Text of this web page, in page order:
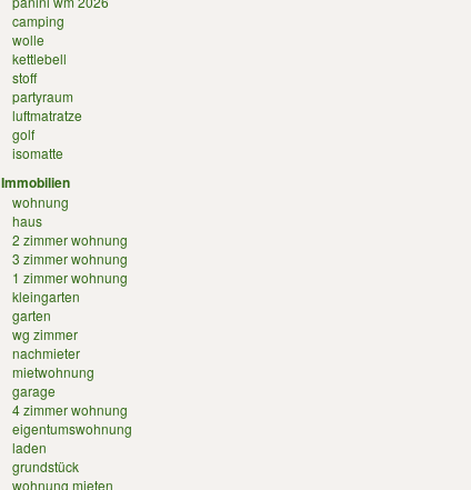
camping
wolle
kettlebell
stoff
partyraum
luftmatratze
golf
isomatte
Immobilien
wohnung
haus
2 zimmer wohnung
3 zimmer wohnung
1 zimmer wohnung
kleingarten
garten
wg zimmer
nachmieter
mietwohnung
garage
4 zimmer wohnung
eigentumswohnung
laden
grundstück
wohnung mieten